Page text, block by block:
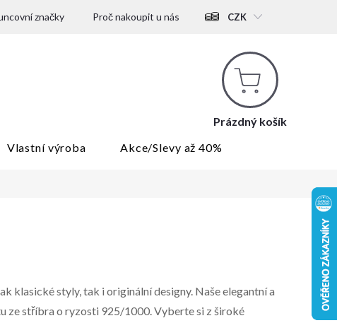
značky Proč nakoupit u nás CZK
Nákupní
košík
Prázdný košík
Vlastní výroba Akce/Slevy až 40%
klasické styly, tak i originální designy. Naše elegantní a
ze stříbra o ryzosti 925/1000. Vyberte si z široké